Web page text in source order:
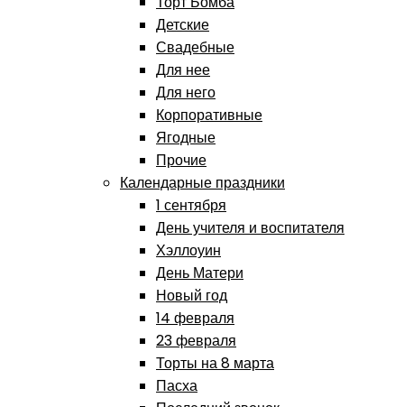
Детские
Свадебные
Для нее
Для него
Корпоративные
Ягодные
Прочие
Календарные праздники
1 сентября
День учителя и воспитателя
Хэллоуин
День Матери
Новый год
14 февраля
23 февраля
Торты на 8 марта
Пасха